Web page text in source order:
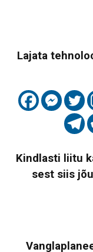
Lajata
Kindlasti liitu
sest siis